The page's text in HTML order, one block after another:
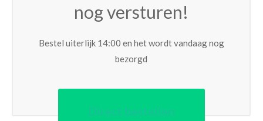
nog versturen!
Bestel uiterlijk 14:00 en het wordt vandaag nog
bezorgd
Direct bestellen